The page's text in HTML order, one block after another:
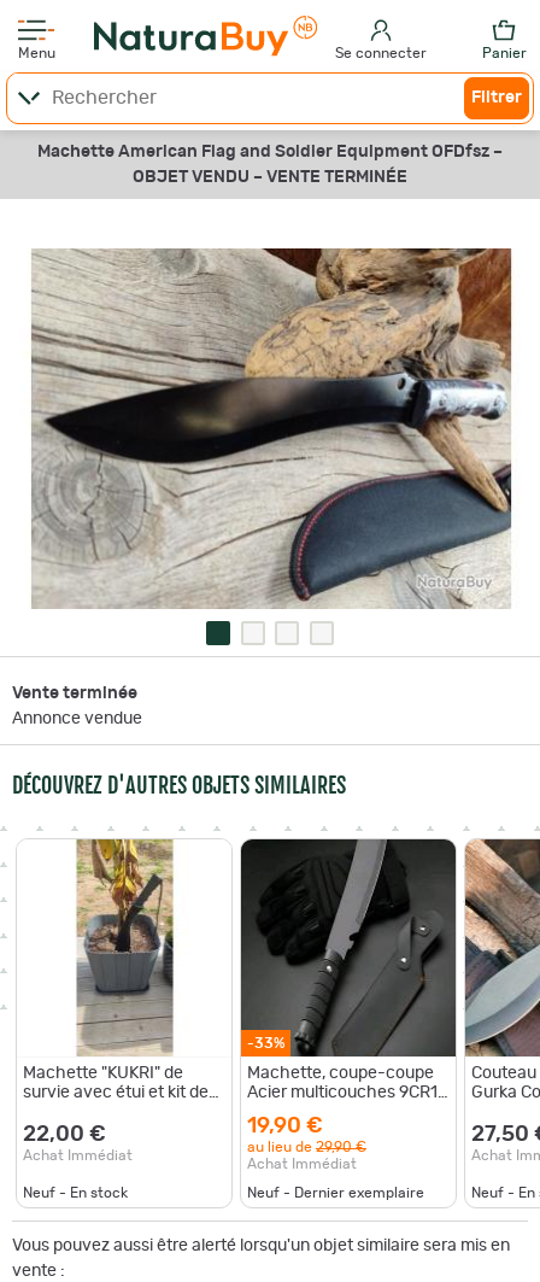
Menu Se connecter Panier
Filtrer
Machette American Flag and Soldier Equipment OFDfsz –
OBJET VENDU – VENTE TERMINÉE
Vente terminée
Annonce vendue
DÉCOUVREZ D'AUTRES OBJETS SIMILAIRES
Machette "KUKRI" de
survie avec étui et kit de
22,00 €
Achat Immédiat
Neuf - En stock
-33%
Machette, coupe-coupe
Acier multicouches 9CR18
19,90 €
au lieu de 29,90 €
Achat Immédiat
Neuf - Dernier exemplaire
Couteau
Gurka
Acier
M4138
27,50
Achat
Neuf - En
Vous pouvez aussi être alerté lorsqu'un objet similaire sera mis en
vente :